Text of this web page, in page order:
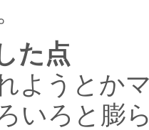
た点
ようとか
いろと膨